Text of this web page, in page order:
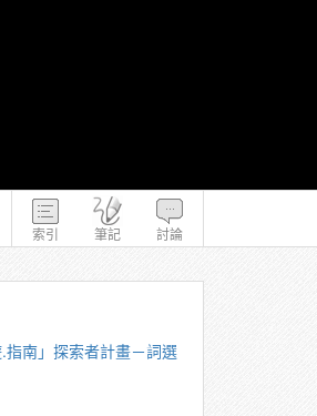
索引 筆記 討論
南」探索者計畫－詞選